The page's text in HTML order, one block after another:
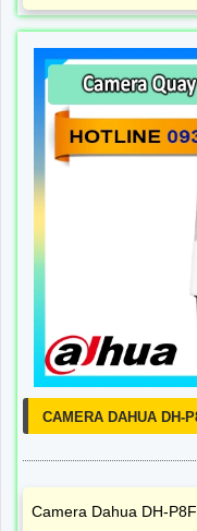
CAMERA DAHUA DH-
Camera Dahua DH-